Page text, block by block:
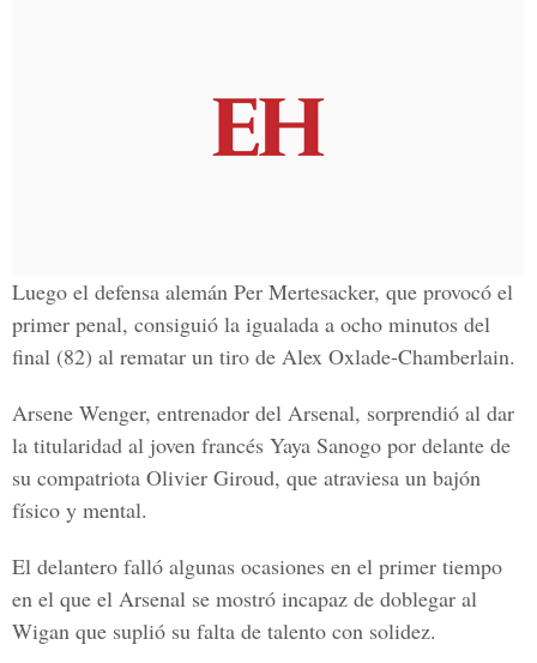
Luego el defensa alemán Per Mertesacker, que provocó el
primer penal, consiguió la igualada a ocho minutos del
final (82) al rematar un tiro de Alex Oxlade-Chamberlain.
Arsene Wenger, entrenador del Arsenal, sorprendió al dar
la titularidad al joven francés Yaya Sanogo por delante de
su compatriota Olivier Giroud, que atraviesa un bajón
físico y mental.
El delantero falló algunas ocasiones en el primer tiempo
en el que el Arsenal se mostró incapaz de doblegar al
Wigan que suplió su falta de talento con solidez.